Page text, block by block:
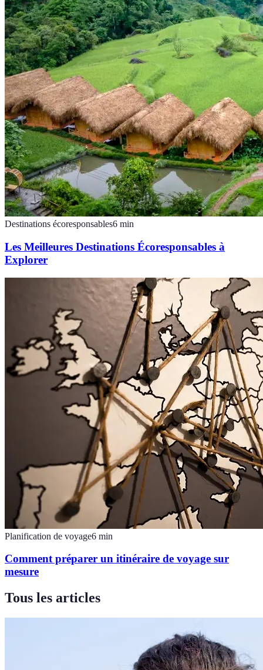
Destinations écoresponsables6 min
Les Meilleures Destinations Écoresponsables à
Explorer
Planification de voyage6 min
Comment préparer un itinéraire de voyage sur
mesure
Tous les articles